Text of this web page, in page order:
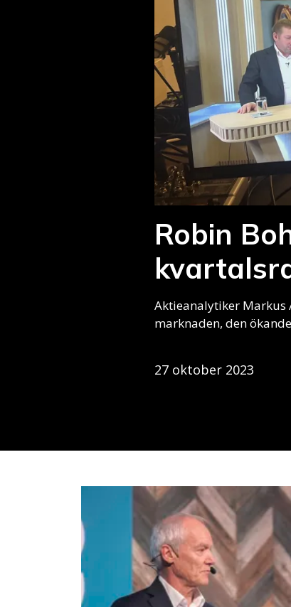
Robin
Aktieanalytiker Markus
marknaden, den
27 oktober 2023